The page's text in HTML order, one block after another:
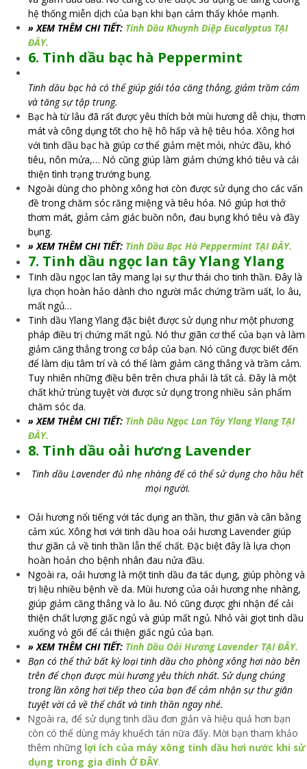
hệ thống miễn dịch của bạn khi bạn cảm thấy khỏe mạnh.
» XEM THÊM CHI TIẾT: Tinh Dầu Khuynh Diệp Eucalyptus TẠI
ĐÂY.
6. Tinh dầu bạc hà Peppermint
Tinh dầu bạc hà có thể giúp giải tỏa căng thẳng, giảm trầm cảm
và tăng sự tập trung.
Bạc hà từ lâu đã rất được yêu thích bởi mùi hương dễ chịu, thơm
mát và công dụng tốt cho hệ hô hấp và hệ tiêu hóa. Xông hơi
với tinh dầu bạc hà giúp cơ thể giảm mệt mỏi, nhức đầu, khó
tiêu, nôn mửa,… Nó cũng giúp làm giảm chứng khó tiêu và cải
thiện tình trạng trướng bụng.
Ngoài dùng cho phòng xông hơi còn được sử dụng cho các vấn
đề trong chăm sóc răng miệng và tiêu hóa. Nó giúp hơi thở
thơm mát, giảm cảm giác buồn nôn, đau bụng khó tiêu và đầy
bụng.
» XEM THÊM CHI TIẾT: Tinh Dầu Bạc Hà Peppermint TẠI ĐÂY.
7. Tinh dầu ngọc lan tây Ylang Ylang
Tinh dầu ngọc lan tây mang lại sự thư thái cho tinh thần. Đây là
lựa chọn hoàn hảo dành cho người mắc chứng trầm uất, lo âu,
mất ngủ…
Tinh dầu Ylang Ylang đặc biệt được sử dụng như một phương
pháp điều trị chứng mất ngủ. Nó thư giãn cơ thể của bạn và làm
giảm căng thẳng trong cơ bắp của bạn. Nó cũng được biết đến
để làm dịu tâm trí và có thể làm giảm căng thẳng và trầm cảm.
Tuy nhiên những điều bên trên chưa phải là tất cả. Đây là một
chất khử trùng tuyệt vời được sử dụng trong nhiều sản phẩm
chăm sóc da.
» XEM THÊM CHI TIẾT: Tinh Dầu Ngọc Lan Tây Ylang Ylang TẠI
ĐÂY.
8. Tinh dầu oải hương Lavender
Tinh dầu Lavender đủ nhẹ nhàng để có thể sử dụng cho hầu hết
mọi người.
Oải hương nổi tiếng với tác dụng an thần, thư giãn và cân bằng
cảm xúc. Xông hơi với tinh dầu hoa oải hương Lavender giúp
thư giãn cả về tinh thần lẫn thể chất. Đặc biệt đây là lựa chọn
hoàn hoản cho bệnh nhân đau nửa đầu.
Ngoài ra, oải hương là một tinh dầu đa tác dụng, giúp phòng và
trị liệu nhiều bệnh về da. Mùi hương của oải hương nhẹ nhàng,
giúp giảm căng thẳng và lo âu. Nó cũng được ghi nhận để cải
thiện chất lượng giấc ngủ và giúp mất ngủ. Nhỏ vài giọt tinh dầu
xuống vỏ gối để cải thiện giấc ngủ của bạn.
» XEM THÊM CHI TIẾT: Tinh Dầu Oải Hương Lavender TẠI ĐÂY.
Bạn có thể thử bất kỳ loại tinh dầu cho phòng xông hơi nào bên
trên để chọn được mùi hương yêu thích nhất. Sử dụng chúng
trong lần xông hơi tiếp theo của bạn để cảm nhận sự thư giãn
tuyệt vời cả về thể chất và tinh thần ngay nhé.
Ngoài ra, để sử dụng tinh dầu đơn giản và hiệu quả hơn bạn
còn có thể dùng máy khuếch tán nữa đấy. Mời bạn tham khảo
thêm những lợi ích của máy xông tinh dầu hơi nước khi sử
dụng trong gia đình Ở ĐÂY.